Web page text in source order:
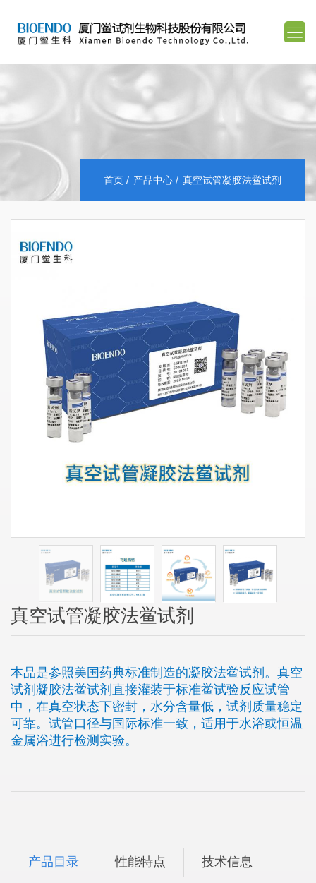
首页 产品中心 真空试管凝胶法鲎试剂
真空试管凝胶法鲎试剂
本品是参照美国药典标准制造的凝胶法鲎试剂。真空
试剂凝胶法鲎试剂直接灌装于标准鲎试验反应试管
中，在真空状态下密封，水分含量低，试剂质量稳定
可靠。试管口径与国际标准一致，适用于水浴或恒温
金属浴进行检测实验。
产品目录 性能特点 技术信息